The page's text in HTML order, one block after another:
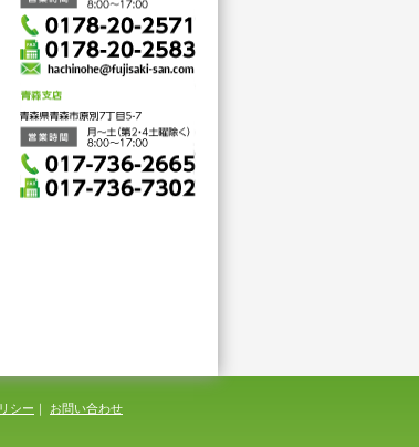
シー ｜ お問い合わせ